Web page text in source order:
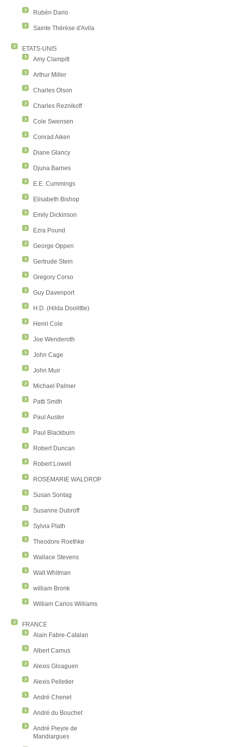
Rubén Dario
Sainte Thérèse d'Avila
ETATS-UNIS
Amy Clampitt
Arthur Miller
Charles Olson
Charles Reznikoff
Cole Swensen
Conrad Aiken
Diane Glancy
Djuna Barnes
E.E. Cummings
Elisabeth Bishop
Emily Dickinson
Ezra Pound
George Oppen
Gertrude Stein
Gregory Corso
Guy Davenport
H.D. (Hilda Doolittle)
Henri Cole
Joe Wenderoth
John Cage
John Muir
Michael Palmer
Patti Smith
Paul Auster
Paul Blackburn
Robert Duncan
Robert Lowell
ROSEMARIE WALDROP
Susan Sontag
Susanne Dubroff
Sylvia Plath
Theodore Roethke
Wallace Stevens
Walt Whitman
william Bronk
William Carlos Williams
FRANCE
Alain Fabre-Catalan
Albert Camus
Alexis Gloaguen
Alexis Pelletier
André Chenet
André du Bouchet
André Pieyre de
Mandiargues